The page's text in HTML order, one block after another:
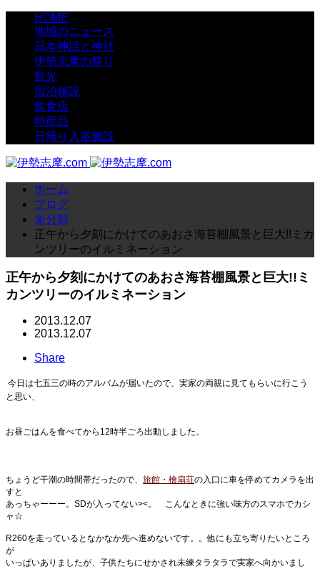
HOME
地域のニュース
日本神話と神社
伊勢志摩の祭り
観光
宿泊施設
飲食店
特産品
日帰り入浴施設
ホーム
ブログ
未分類
正午から夕刻にかけてのあおさ海苔棚風景と巨大!!ミカ
ンツリーのイルミネーション
正午から夕刻にかけてのあおさ海苔棚風景と巨大!!ミ
カンツリーのイルミネーション
2013.12.07
2013.12.07
Share
今日は七五三の時のアルバムが届いたので、実家の両親に見てもらいに行こう
と思い、
お昼ごはんを食べてから12時半ごろ出動しました。
ちょうど干潮の時間帯だったので、 旅館・檜扇荘の入口に車を停めてカメラを出
すと
あっちゃーーー。SDが入ってない><。 こんなときに強い味方のスマホでカシ
ャ☆
R260を走っているとなかなか先へ進めないです。。他にも立ち寄りたいところ
が
いっぱいありましたが、子供たちにせかされ未練タラタラで実家へ向かいまし